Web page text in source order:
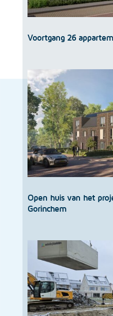
Voortgang 26
Open huis van het
Gorinchem